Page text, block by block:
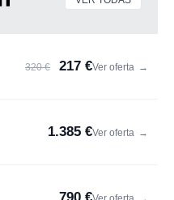
320 € 217 €Ver oferta →
1.385 €Ver oferta →